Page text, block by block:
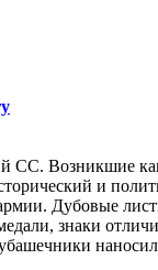
СС. Возникшие
и
Дубовые
знаки